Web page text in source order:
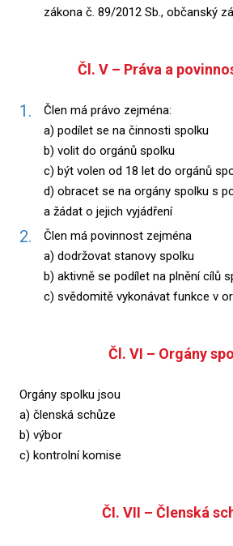
zákona č. 89/2012 Sb., občanský
Čl. V – Práva a
Člen má právo zejména:
a) podílet se na činnosti spolku
b) volit do orgánů spolku
c) být volen od 18 let do orgánů
d) obracet se na orgány spolku s
a žádat o jejich vyjádření
Člen má povinnost zejména
a) dodržovat stanovy spolku
b) aktivně se podílet na plnění cílů
c) svědomitě vykonávat funkce v
Čl. VI – Orgány
Orgány spolku jsou
a) členská schůze
b) výbor
c) kontrolní komise
ČI. VII – Členská